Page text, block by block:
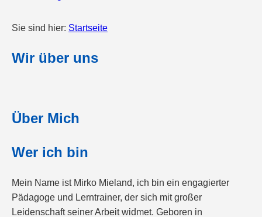
Sie sind hier: Startseite
Wir über uns
Über Mich
Wer ich bin
Mein Name ist Mirko Mieland, ich bin ein engagierter
Pädagoge und Lerntrainer, der sich mit großer
Leidenschaft seiner Arbeit widmet. Geboren in